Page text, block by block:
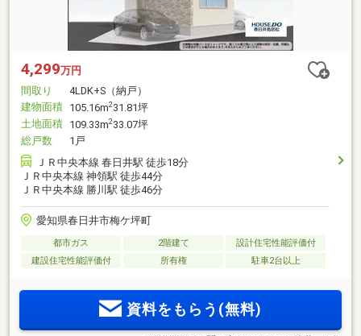
4,299万円
間取り
4LDK+S（納戸）
建物面積 105.16m2 31.81坪
土地面積 109.33m2 33.07坪
総戸数
1戸
ＪＲ中央本線 春日井駅 徒歩18分
ＪＲ中央本線 神領駅 徒歩44分
ＪＲ中央本線 勝川駅 徒歩46分
愛知県春日井市梅ケ坪町
都市ガス 2階建て
設計住宅性能評価付
建設住宅性能評価付
所有権 駐車2台以上
資料をもらう(無料)